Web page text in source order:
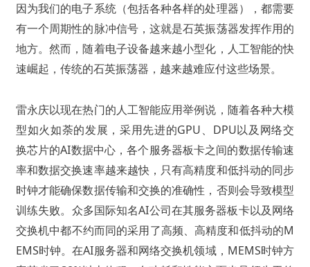
因为我们的电子系统（包括各种各样的处理器），都需要
有一个周期性的脉冲信号，这就是石英振荡器发挥作用的
地方。然而，随着电子设备越来越小型化，人工智能的快
速崛起，传统的石英振荡器，越来越难应付这些场景。
雷永庆以现在热门的人工智能应用举例说，随着各种大模
型如火如荼的发展，采用先进的GPU、DPU以及网络交
换芯片的AI数据中心，各个服务器板卡之间的数据传输速
率和数据交换速率越来越快，只有高精度和低抖动的同步
时钟才能确保数据传输和交换的准确性，否则会导致模型
训练失败。众多国际知名AI公司在其服务器板卡以及网络
交换机中都不约而同的采用了高频、高精度和低抖动的M
EMS时钟。在AI服务器和网络交换机领域，MEMS时钟方